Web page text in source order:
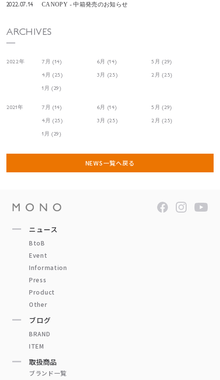
2022.07.14 CANOPY - 中箱発売のお知らせ
ARCHIVES
2022年 7月 (14) 6月 (14)
5月 (29)
4月 (25)
3月 (25)
2月 (25)
1月 (29)
2021年 7月 (14) 6月 (14)
5月 (29)
4月 (25)
3月 (25)
2月 (25)
1月 (29)
NEWS一覧へ戻る
ニュース
BtoB
Event
Information
Press
Product
Other
ブログ
BRAND
ITEM
取扱商品
ブランド一覧